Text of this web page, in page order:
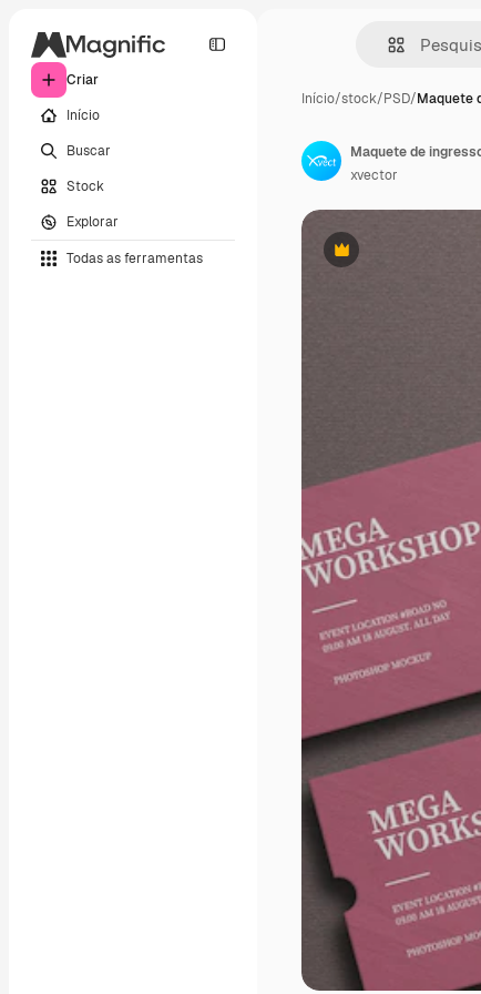
Criar
Início
Buscar
Stock
Explorar
Todas as ferramentas
Início/stock/PSD/Maquete
Premium
Maquete de
xvector